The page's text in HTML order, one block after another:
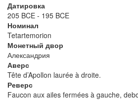
Датировка
205 BCE - 195 BCE
Номинал
Tetartemorion
Монетный двор
Александрия
Аверс
Tête d’Apollon laurée à droite.
Реверс
Faucon aux ailes fermées à gauche,